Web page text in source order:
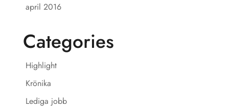
april 2016
Categories
Highlight
Krönika
Lediga jobb